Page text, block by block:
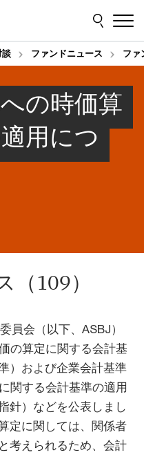
談 ファンドニュース ファ
の時価算
用につ
109）
員会（以下、ASBJ）
の算定に関する会計基
）および企業会計基準
関する会計基準の適用
針）などを公表しまし
定に関しては、関係者
考えられるため、会計